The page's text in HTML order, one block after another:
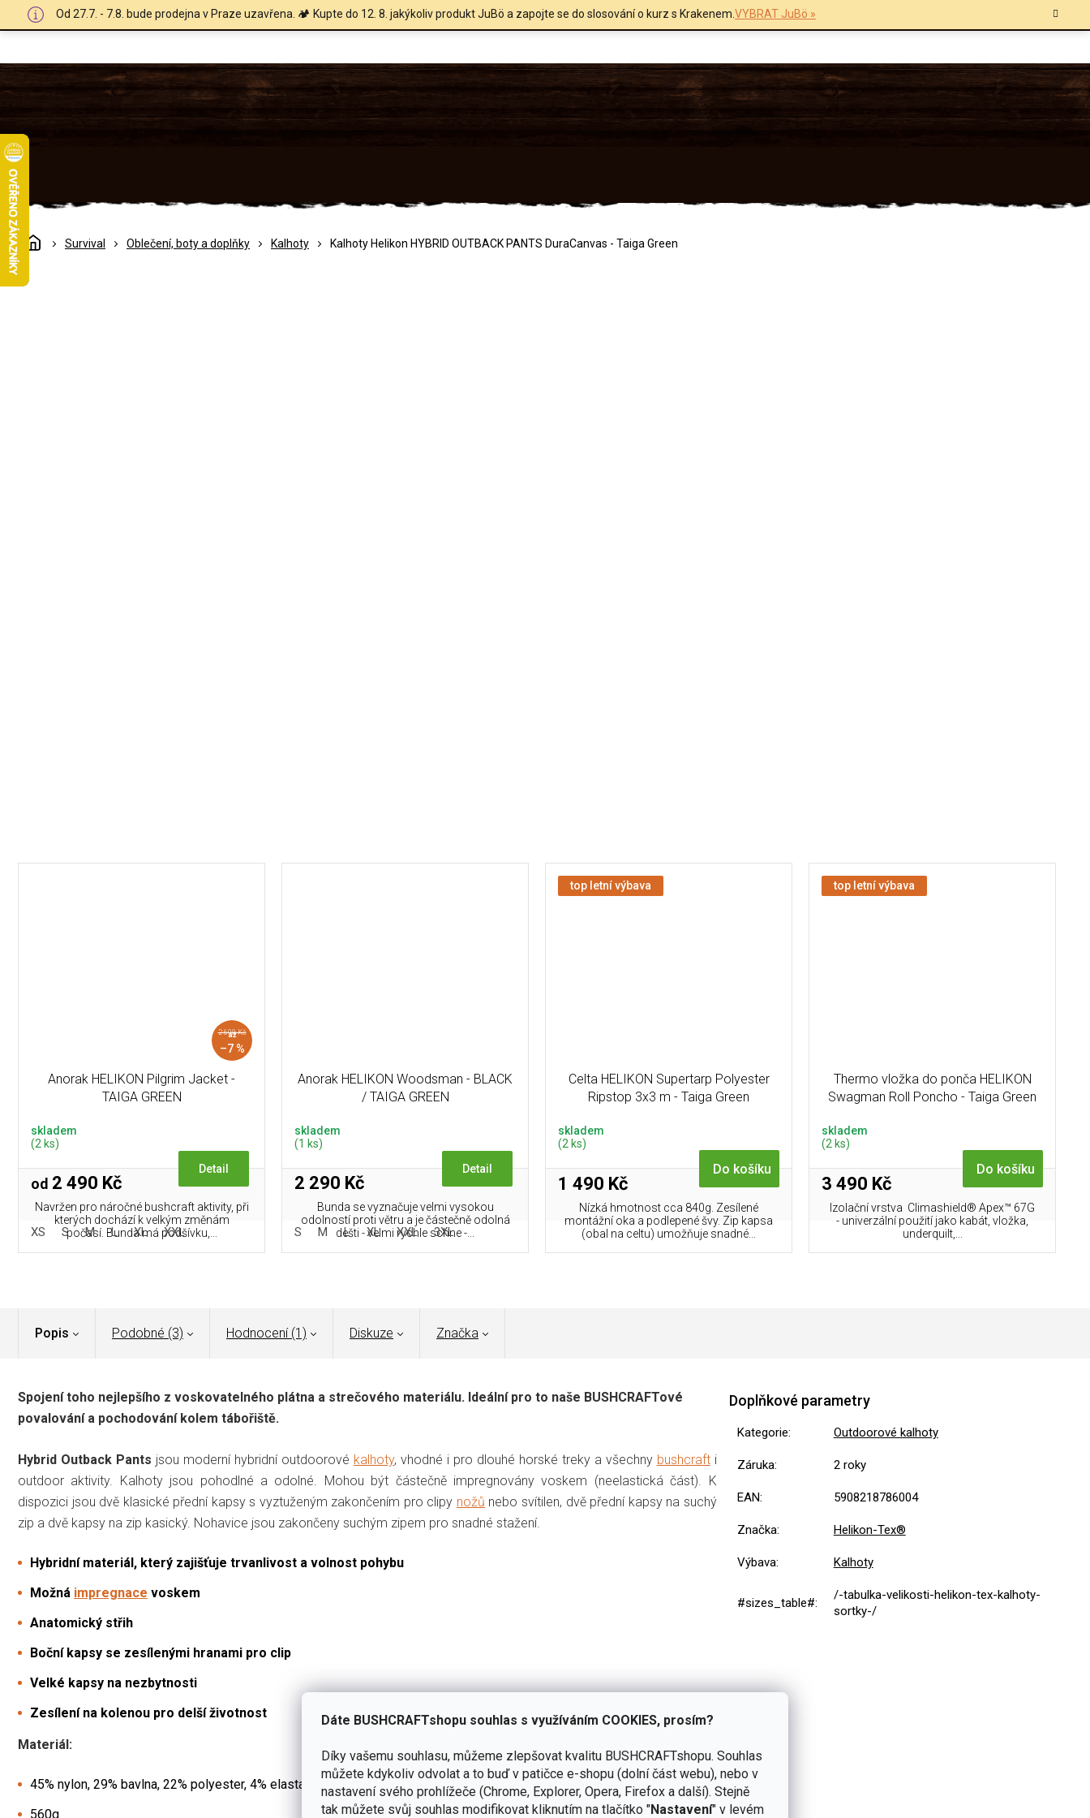
Dáte BUSHCRAFTshopu souhlas s využíváním COOKIES, prosím?
Díky vašemu souhlasu, můžeme zlepšovat kvalitu BUSHCRAFTshopu. Souhlas
můžete kdykoliv odvolat a to buď v patičce e-shopu (dolní část webu), nebo v
nastavení svého prohlížeče (Chrome, Explorer, Opera, Firefox a další). Stejně
tak můžete svůj souhlas modifikovat kliknutím na tlačítko "Nastavení" v levém
Od 27.7. - 7.8. bude prodejna v Praze uzavřena. 🏕️ Kupte do 12. 8. jakýkoliv produkt JuBö a zapojte se do slosování o kurz s Krakenem.VYBRAT JuBö »
DomůSurvival Oblečení, boty a doplňky Kalhoty Kalhoty Helikon HYBRID OUTBACK PANTS DuraCanvas - Taiga Green
2 690 Kč
až
–7 %
Anorak HELIKON Pilgrim Jacket -
TAIGA GREEN
skladem
(2 ks)
od 2 490 Kč
Detail
Navržen pro náročné bushcraft aktivity, při
kterých dochází k velkým změnám
počasí. Bunda má podšívku,...
XS S M L XL XXL
Anorak HELIKON Woodsman - BLACK
/ TAIGA GREEN
skladem
(1 ks)
2 290 Kč
Detail
Bunda se vyznačuje velmi vysokou
odolností proti větru a je částečně odolná
dešti - velmi rychle schne -...
S M L XL XXL 3XL
top letní výbava
Celta HELIKON Supertarp Polyester
Ripstop 3x3 m - Taiga Green
skladem
(2 ks)
1 490 Kč
Do košíku
Nízká hmotnost cca 840g. Zesílené
montážní oka a podlepené švy. Zip kapsa
(obal na celtu) umožňuje snadné...
top letní výbava
Thermo vložka do ponča HELIKON
Swagman Roll Poncho - Taiga Green
skladem
(2 ks)
3 490 Kč
Do košíku
Izolační vrstva Climashield® Apex™ 67G
- univerzální použití jako kabát, vložka,
underquilt,...
Popis Podobné (3) Hodnocení (1) Diskuze Značka
Spojení toho nejlepšího z voskovatelného plátna a strečového materiálu. Ideální pro to naše BUSHCRAFTové
povalování a pochodování kolem tábořiště.
Hybrid Outback Pants jsou moderní hybridní outdoorové kalhoty, vhodné i pro dlouhé horské treky a všechny bushcrafti
outdoor aktivity. Kalhoty jsou pohodlné a odolné. Mohou být částečně impregnovány voskem (neelastická část). K
dispozici jsou dvě klasické přední kapsy s vyztuženým zakončením pro clipy nožů nebo svítilen, dvě přední kapsy na suchý
zip a dvě kapsy na zip kasický. Nohavice jsou zakončeny suchým zipem pro snadné stažení.
Hybridní materiál, který zajišťuje trvanlivost a volnost pohybu
Možná impregnace voskem
Anatomický střih
Boční kapsy se zesílenými hranami pro clip
Velké kapsy na nezbytnosti
Zesílení na kolenou pro delší životnost
Materiál:
45% nylon, 29% bavlna, 22% polyester, 4% elastan
560g
Doplňkové parametry
Kategorie: Outdoorové kalhoty
Záruka: 2 roky
EAN: 5908218786004
Značka: Helikon-Tex®
Výbava: Kalhoty
#sizes_table#:
/-tabulka-velikosti-helikon-tex-kalhoty-
sortky-/